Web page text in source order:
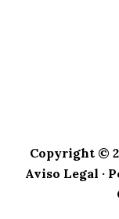
Copyright ©
Aviso Legal ·